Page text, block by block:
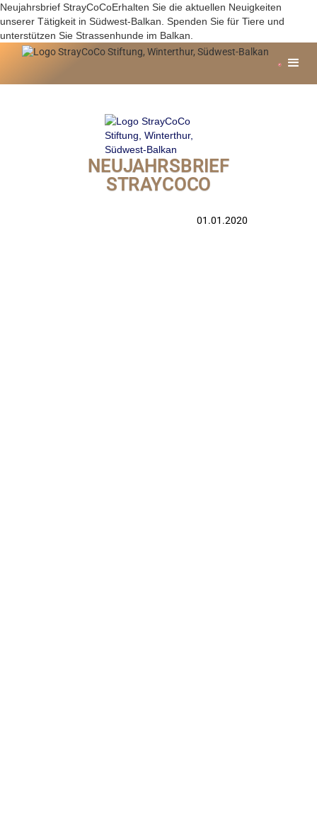
Neujahrsbrief StrayCoCoErhalten Sie die aktuellen Neuigkeiten
unserer Tätigkeit in Südwest-Balkan. Spenden Sie für Tiere und
unterstützen Sie Strassenhunde im Balkan.
NEUJAHRSBRIEF
STRAYCOCO
01.01.2020